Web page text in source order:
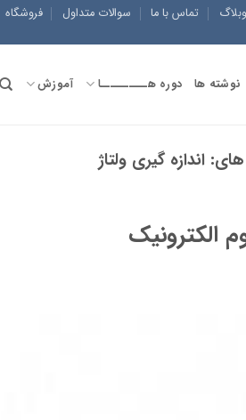
وبلاگ تماس با ما سوالات متداول فروشگاه
نوشته ها دوره هــــــــــا آموزش
های:اندازه گیری ولتاژ
الکترونیک